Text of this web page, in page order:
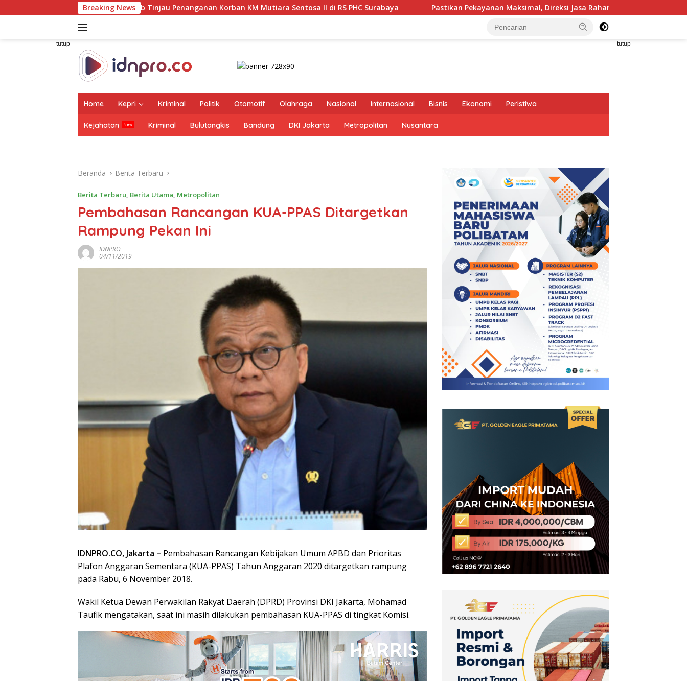
ke
Breaking News
Wamenhub Tinjau Penanganan Korban KM Mutiara Sentosa II di RS PHC Surabaya Pastikan Pekayanan Maksimal, Direksi Jasa Raharja Tinjau Korban Kebakaran KM Mutiara
tutup tutup
Home Kepri Kriminal Politik Otomotif Olahraga Nasional Internasional Bisnis Ekonomi Peristiwa
Kejahatan Kriminal Bulutangkis Bandung DKI Jakarta Metropolitan Nusantara
Beranda Berita Terbaru
Berita Terbaru, Berita Utama, Metropolitan
Pembahasan Rancangan KUA-PPAS Ditargetkan
Rampung Pekan Ini
IDNPRO
04/11/2019
IDNPRO.CO, Jakarta – Pembahasan Rancangan Kebijakan Umum APBD dan Prioritas
Plafon Anggaran Sementara (KUA-PPAS) Tahun Anggaran 2020 ditargetkan rampung
pada Rabu, 6 November 2018.
Wakil Ketua Dewan Perwakilan Rakyat Daerah (DPRD) Provinsi DKI Jakarta, Mohamad
Taufik mengatakan, saat ini masih dilakukan pembahasan KUA-PPAS di tingkat Komisi.